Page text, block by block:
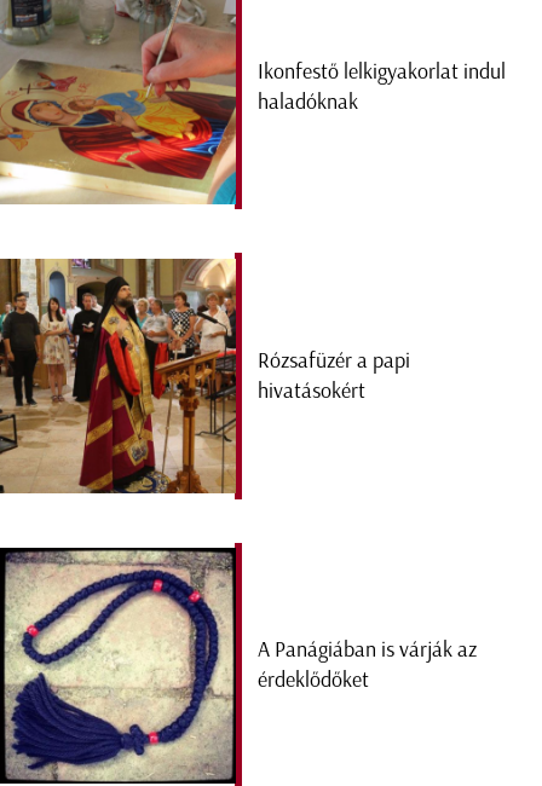
Ikonfestő lelkigyakorlat indul
haladóknak
Rózsafüzér a papi
hivatásokért
A Panágiában is várják az
érdeklődőket